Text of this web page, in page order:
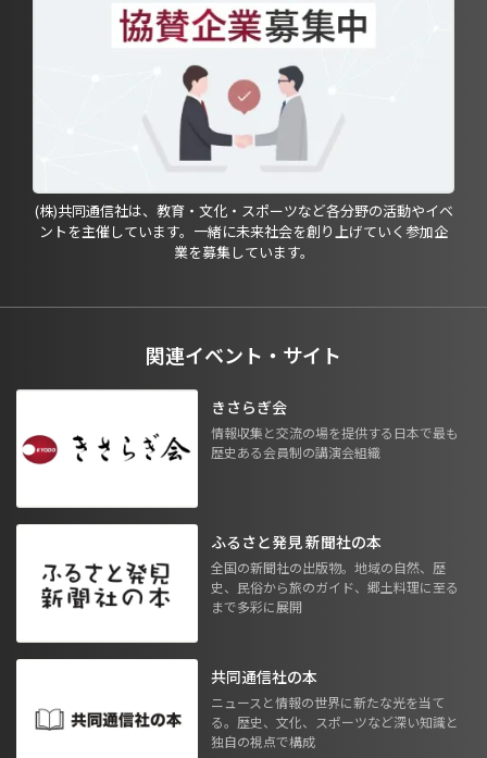
(株)共同通信社は、教育・文化・スポーツなど各分野の活動やイベ
ントを主催しています。一緒に未来社会を創り上げていく参加企
業を募集しています。
関連イベント・サイト
きさらぎ会
情報収集と交流の場を提供する日本で最も
歴史ある会員制の講演会組織
ふるさと発見 新聞社の本
全国の新聞社の出版物。地域の自然、歴
史、民俗から旅のガイド、郷土料理に至る
まで多彩に展開
共同通信社の本
ニュースと情報の世界に新たな光を当て
る。歴史、文化、スポーツなど深い知識と
独自の視点で構成